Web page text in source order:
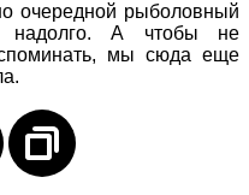
очередной рыболовный
надолго. А чтобы не
мы сюда еще